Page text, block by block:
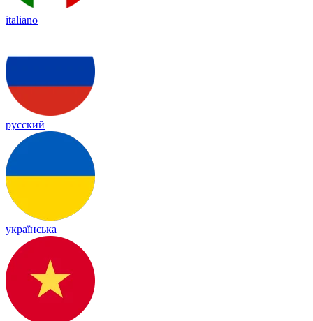
italiano
русский
українська